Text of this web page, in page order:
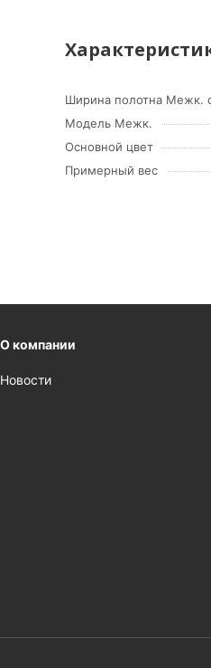
Ширина полотна Межк.
Модель Межк.
Основной цвет
Примерный вес
О компании
Новости